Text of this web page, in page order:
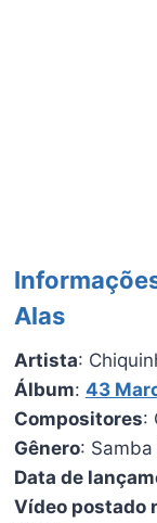
Alas
Artista:
Álbum: 43
Compositores:
Gênero: Samba
Data de
Vídeo postado